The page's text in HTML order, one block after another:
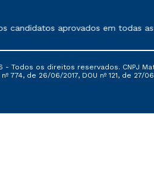
de prestação de serviços.
aprovados em todas
Todos os direitos reservados. CNPJ
de 26/06/2017, DOU nº 121, de 27/